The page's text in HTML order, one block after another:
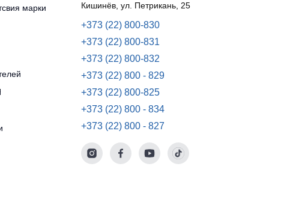
марки
Кишинёв, ул. Петрикань, 25
+373 (22) 800-830
+373 (22) 800-831
+373 (22) 800-832
+373 (22) 800 - 829
+373 (22) 800-825
+373 (22) 800 - 834
+373 (22) 800 - 827